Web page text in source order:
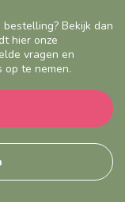
Bekijk dan
hier onze
vragen en
op te nemen.